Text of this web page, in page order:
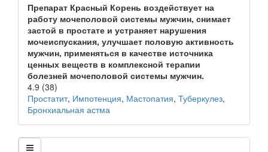
Препарат Красный Корень воздействует на
работу мочеполовой системы мужчин, снимает
застой в простате и устраняет нарушения
мочеиспускания, улучшает половую активность
мужчин, применяться в качестве источника
ценных веществ в комплексной терапии
болезней мочеполовой системы мужчин.
4.9 (38)
Простатит, Импотенция, Мастопатия, Туберкулез,
Бронхиальная астма